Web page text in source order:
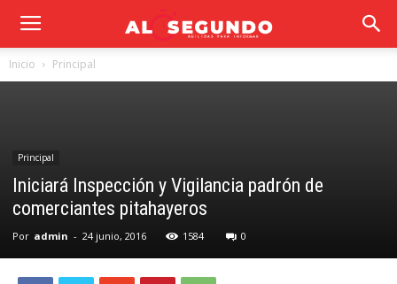
Inicio Principal
Principal
Iniciará Inspección y Vigilancia padrón de
comerciantes pitahayeros
Por admin - 24 junio, 2016 1584 0